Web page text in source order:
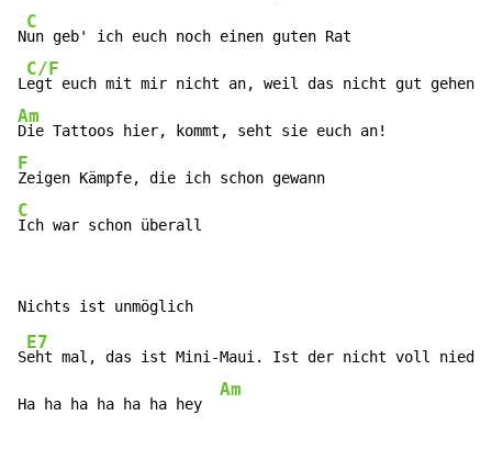
N
C
un geb' ich euch noch einen guten Rat
L
C/F
Am
F
C
Ich war schon überall
S
E7
eht mal, das ist Mini-Maui. Ist der nicht voll
Ha ha ha ha ha ha hey
Am